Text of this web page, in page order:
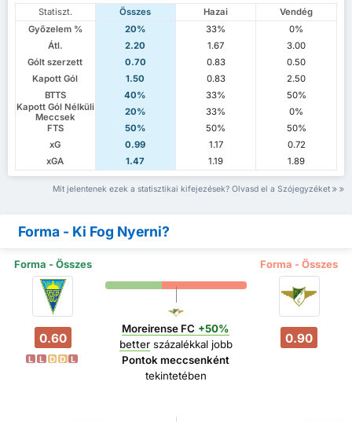
Statiszt. Összes Hazai
Vendég
Győzelem %
20% 33%
0%
Átl.
2.20 1.67
3.00
Gólt szerzett
0.70 0.83
0.50
Kapott Gól
1.50 0.83
2.50
BTTS
40% 33%
50%
Kapott Gól Nélküli
Meccsek
20% 33%
0%
FTS
50% 50%
50%
xG
0.99 1.17
0.72
xGA
1.47 1.19 1.89
Mit jelentenek ezek a statisztikai kifejezések? Olvasd el a Szójegyzéket
Forma - Ki Fog Nyerni?
Forma - Összes Forma - Összes
0.60
L L D D L
Moreirense FC +50%
betterszázalékkal jobb
Pontok meccsenként
tekintetében
0.90